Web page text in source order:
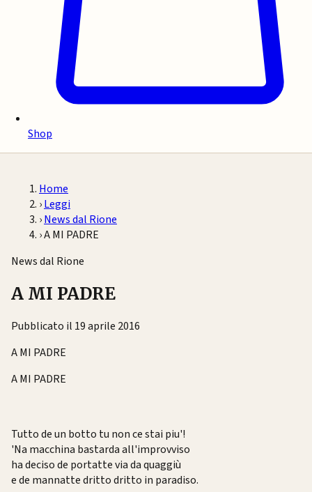
Shop
Home
›Leggi
›News dal Rione
›A MI PADRE
News dal Rione
A MI PADRE
Pubblicato il 19 aprile 2016
A MI PADRE
A MI PADRE
Tutto de un botto tu non ce stai piu'!
'Na macchina bastarda all'improvviso
ha deciso de portatte via da quaggiù
e de mannatte dritto dritto in paradiso.